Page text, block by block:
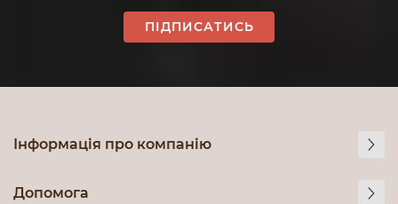
ПІДПИСАТИСЬ
Інформація про компанію
Допомога